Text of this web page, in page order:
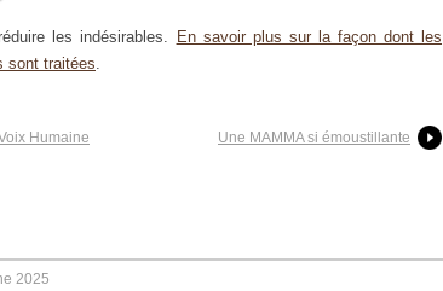
les indésirables.
En savoir plus sur la façon dont les
sont traitées.
Humaine Une MAMMA si émoustillante
2025